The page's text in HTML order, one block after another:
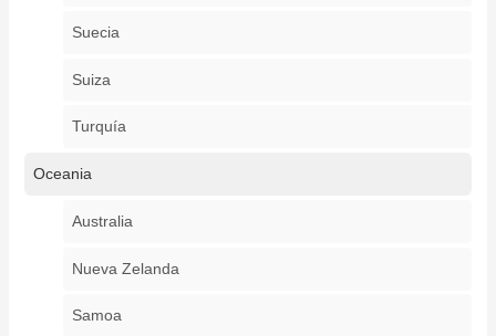
Suecia
Suiza
Turquía
Oceania
Australia
Nueva Zelanda
Samoa